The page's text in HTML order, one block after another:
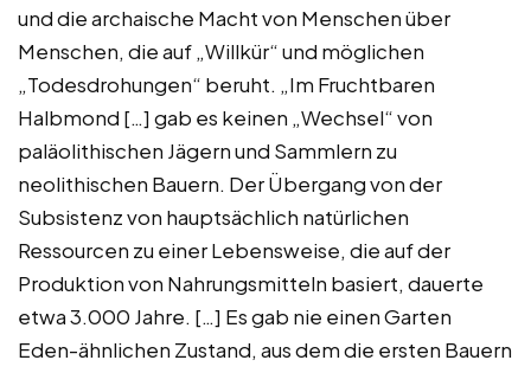
und die archaische Macht von Menschen über
Menschen, die auf „Willkür“ und möglichen
„Todesdrohungen“ beruht. „Im Fruchtbaren
Halbmond […] gab es keinen „Wechsel“ von
paläolithischen Jägern und Sammlern zu
neolithischen Bauern. Der Übergang von der
Subsistenz von hauptsächlich natürlichen
Ressourcen zu einer Lebensweise, die auf der
Produktion von Nahrungsmitteln basiert, dauerte
etwa 3.000 Jahre. […] Es gab nie einen Garten
Eden-ähnlichen Zustand, aus dem die ersten Bauern